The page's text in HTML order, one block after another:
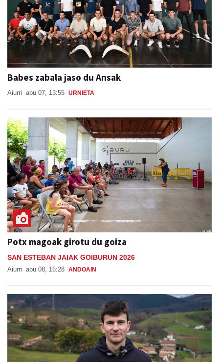
Babes zabala jaso du Ansak
Aiurri abu 07, 13:55 URNIETA
Potx magoak girotu du goiza
SAN ESTEBAN JAIAK GOIBURUN 2026
Aiurri abu 08, 16:28 ANDOAIN